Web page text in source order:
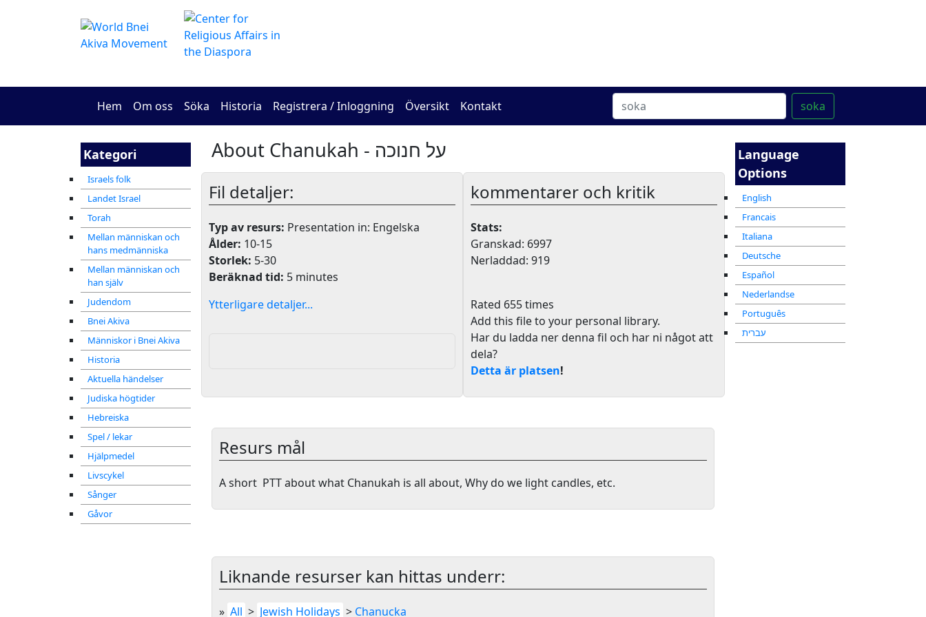
Hem Om oss Söka Historia Registrera / Inloggning Översikt Kontakt soka
Kategori
Israels folk
Landet Israel
Torah
Mellan människan och
hans medmänniska
Mellan människan och
han själv
Judendom
Bnei Akiva
Människor i Bnei Akiva
Historia
Aktuella händelser
Judiska högtider
Hebreiska
Spel / lekar
Hjälpmedel
Livscykel
Sånger
Gåvor
About Chanukah - על חנוכה
Fil detaljer:
Typ av resurs: Presentation in: Engelska
Ålder: 10-15
Storlek: 5-30
Beräknad tid: 5 minutes
Ytterligare detaljer...
kommentarer och kritik
Stats:
Granskad: 6997
Nerladdad: 919
Rated 655 times
Add this file to your personal library.
Har du ladda ner denna fil och har ni något att
dela?
Detta är platsen!
Resurs mål
A short PTT about what Chanukah is all about, Why do we light candles, etc.
Liknande resurser kan hittas underr:
» All > Jewish Holidays > Chanucka
Language
Options
English
Francais
Italiana
Deutsche
Español
Nederlandse
Português
עברית